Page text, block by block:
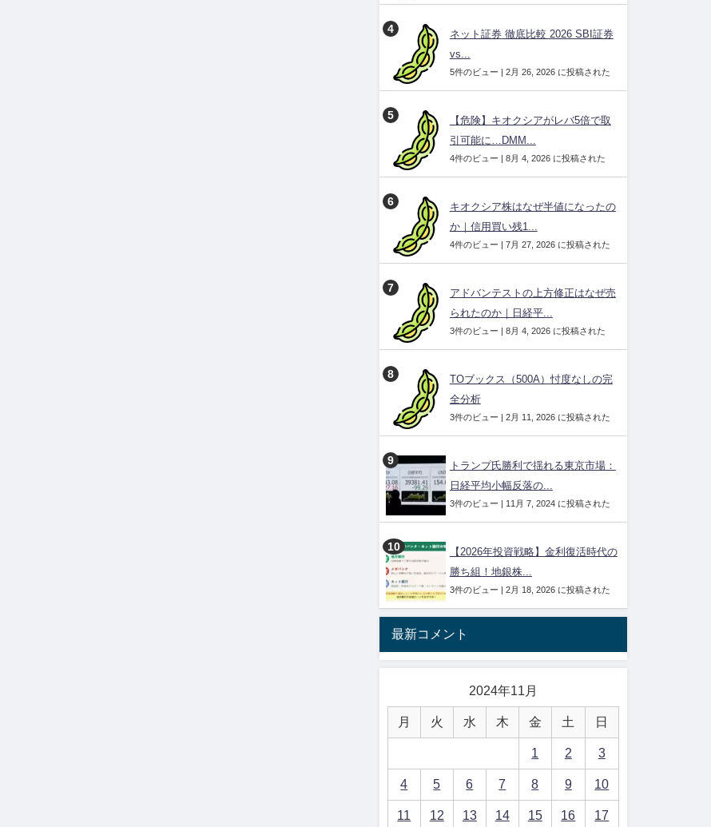
ネット証券 徹底比較 2026 SBI証券
vs...
5件のビュー | 2月 26, 2026 に投稿された
【危険】キオクシアがレバ5倍で取
引可能に…DMM...
4件のビュー | 8月 4, 2026 に投稿された
キオクシア株はなぜ半値になったの
か｜信用買い残1...
4件のビュー | 7月 27, 2026 に投稿された
アドバンテストの上方修正はなぜ売
られたのか｜日経平...
3件のビュー | 8月 4, 2026 に投稿された
TOブックス（500A）忖度なしの完
全分析
3件のビュー | 2月 11, 2026 に投稿された
トランプ氏勝利で揺れる東京市場：
日経平均小幅反落の...
3件のビュー | 11月 7, 2024 に投稿された
【2026年投資戦略】金利復活時代の
勝ち組！地銀株...
3件のビュー | 2月 18, 2026 に投稿された
最新コメント
2024年11月
月 火 水 木 金 土 日
1 2 3
4 5 6 7 8 9 10
11 12 13 14 15 16 17